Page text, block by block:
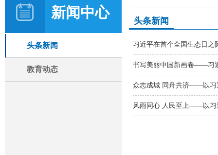
新闻中心
头条新闻
教育动态
头条新闻
习近平在首个全国生态日
书写美丽中国新画卷——习
众志成城 同舟共济——以习
风雨同心 人民至上——以习